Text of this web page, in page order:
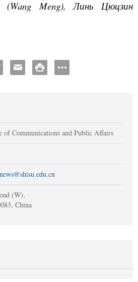
(Wang Meng), Линь Цюцзин
of Communications and Public Affairs
news@shisu.edu.cn
(W),
China